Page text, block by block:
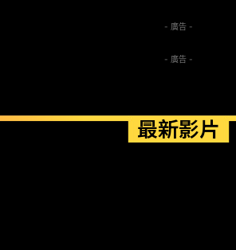
- 廣告 -
- 廣告 -
最新影片